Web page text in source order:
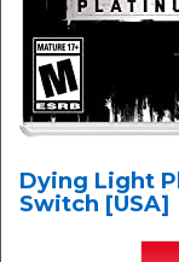
Dying Light
Switch [USA]